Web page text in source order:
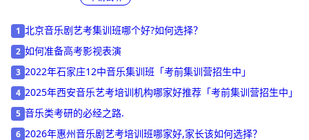
1 北京音乐剧艺考集训班哪个好?如何选择？
2 如何准备高考影视表演
3 2022年石家庄12中音乐集训班「考前集训营招生中」
4 2025年西安音乐艺考培训机构哪家好推荐「考前集训营招生中」
5 音乐类考研的必经之路.